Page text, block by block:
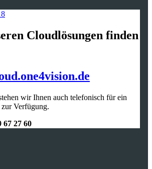
Cloudlösungen finden
wir Ihnen auch telefonisch für ein
zur Verfügung.
67 27 60